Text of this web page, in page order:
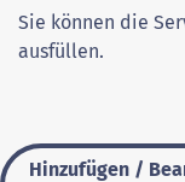
Sie können die
ausfüllen.
Hinzufügen /